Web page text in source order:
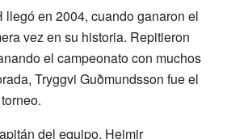
llegó en 2004, cuando ganaron el
vez en su historia. Repitieron
el campeonato con muchos
Tryggvi Guðmundsson fue el
del equipo, Heimir